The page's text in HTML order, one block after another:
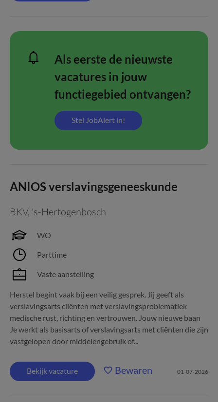
Als eerste de nieuwste
vacatures in jouw
functiegebied ontvangen?
Stel JobAlert in!
ANIOS verslavingsgeneeskunde
BKV, 's-Hertogenbosch
WO
Parttime
Vaste aanstelling
Herstel begint vaak bij een veilig gesprek. Jij geeft als
verslavingsarts cliënten met verslavingsproblematiek
medische rust, richting en vertrouwen. Jouw nieuwe baan
Je werkt als basisarts of verslavingsarts met cliënten die zijn
vastgelopen door middelengebruik of...
Bekijk vacature Bewaren 01-07-2026